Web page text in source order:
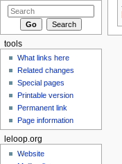
tools
What links here
Related changes
Special pages
Printable version
Permanent link
Page information
leloop.org
Website